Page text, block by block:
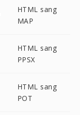
HTML sang
MAP
HTML sang
PPSX
HTML sang
POT